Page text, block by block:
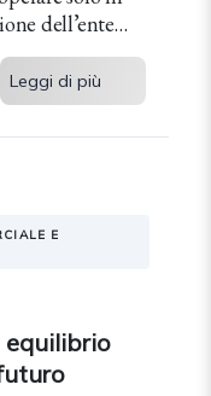
dell’ente
Leggi di più
E
equilibrio